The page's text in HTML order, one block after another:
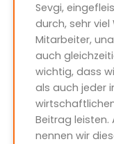
Sevgi,
durch, sehr
Mitarbeiter,
auch
wichtig, dass
als auch jeder
Beitrag leisten.
nennen wir